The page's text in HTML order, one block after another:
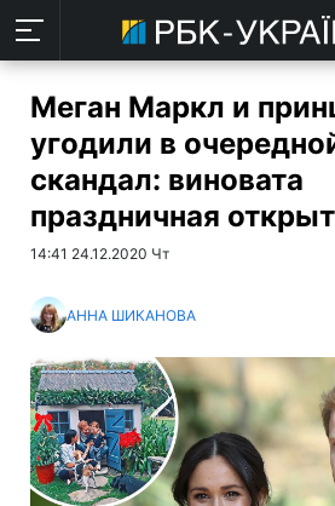
Меган Маркл и
угодили в
скандал: виновата
праздничная
14:41 24.12.2020 Чт
АННА ШИКАНОВА